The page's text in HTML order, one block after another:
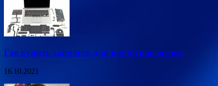
Где купить запчасти для ноутбуков оптом
16.10.2021